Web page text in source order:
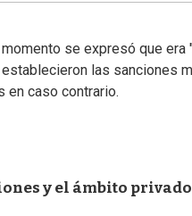
se expresó que
las sanciones
en caso contrario.
y el ámbito